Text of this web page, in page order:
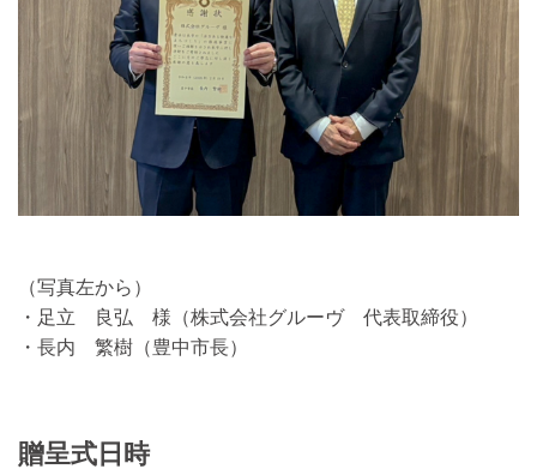
（写真左から）
・足立 良弘 様（株式会社グルーヴ 代表取締役）
・長内 繁樹（豊中市長）
贈呈式日時